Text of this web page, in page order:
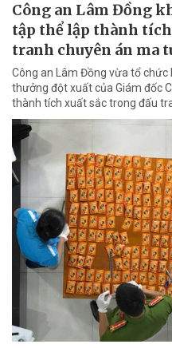
Công an Lâm Đồng
tập thể lập thành
tranh chuyên án ma
Công an Lâm Đồng vừa tổ chức
thưởng đột xuất của Giám đốc
thành tích xuất sắc trong đấu